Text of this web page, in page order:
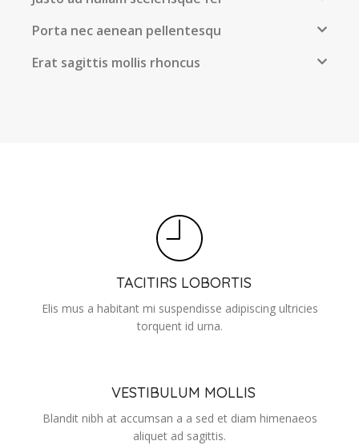
Porta nec aenean pellentesqu
Erat sagittis mollis rhoncus
TACITIRS LOBORTIS
Elis mus a habitant mi suspendisse adipiscing ultricies
torquent id urna.
VESTIBULUM MOLLIS
Blandit nibh at accumsan a a sed et diam himenaeos
aliquet ad sagittis.